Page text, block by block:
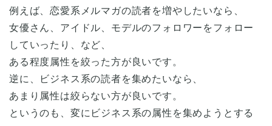
例えば、恋愛系メルマガの読者を増やしたいなら、
女優さん、アイドル、モデルのフォロワーをフォロー
していったり、など、
ある程度属性を絞った方が良いです。
逆に、ビジネス系の読者を集めたいなら、
あまり属性は絞らない方が良いです。
というのも、変にビジネス系の属性を集めようとする